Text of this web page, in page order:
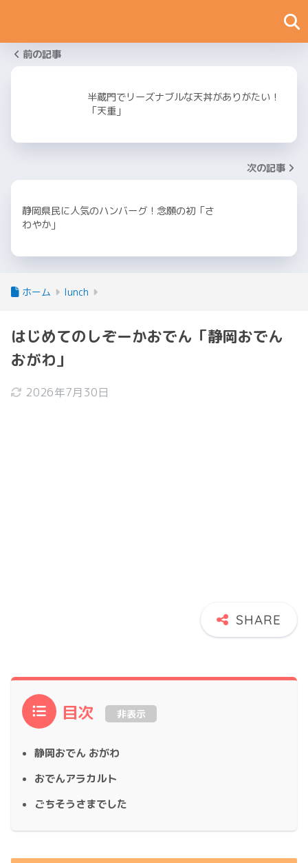
前の記事
半蔵門でリーズナブルな天丼がありがたい！
「天重」
次の記事
静岡県民に人気のハンバーグ！念願の初「さ
わやか」
ホーム lunch
はじめてのしぞーかおでん「静岡おでん
おがわ」
2026年7月30日
目次 非表示
静岡おでん おがわ
おでんアラカルト
ごちそうさまでした